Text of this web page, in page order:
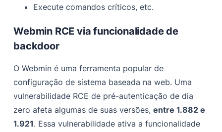
Execute comandos críticos, etc.
Webmin RCE via funcionalidade de
backdoor
O Webmin é uma ferramenta popular de
configuração de sistema baseada na web. Uma
vulnerabilidade RCE de pré-autenticação de dia
zero afeta algumas de suas versões,entre 1.882 e
1.921. Essa vulnerabilidade ativa a funcionalidade